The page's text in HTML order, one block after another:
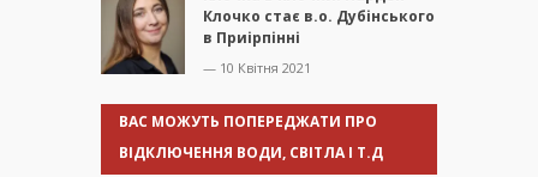
Клочко стає в.о. Дубінського
в Приірпінні
— 10 Квітня 2021
ВАС МОЖУТЬ ПОПЕРЕДЖАТИ ПРО
ВІДКЛЮЧЕННЯ ВОДИ, СВІТЛА І Т.Д